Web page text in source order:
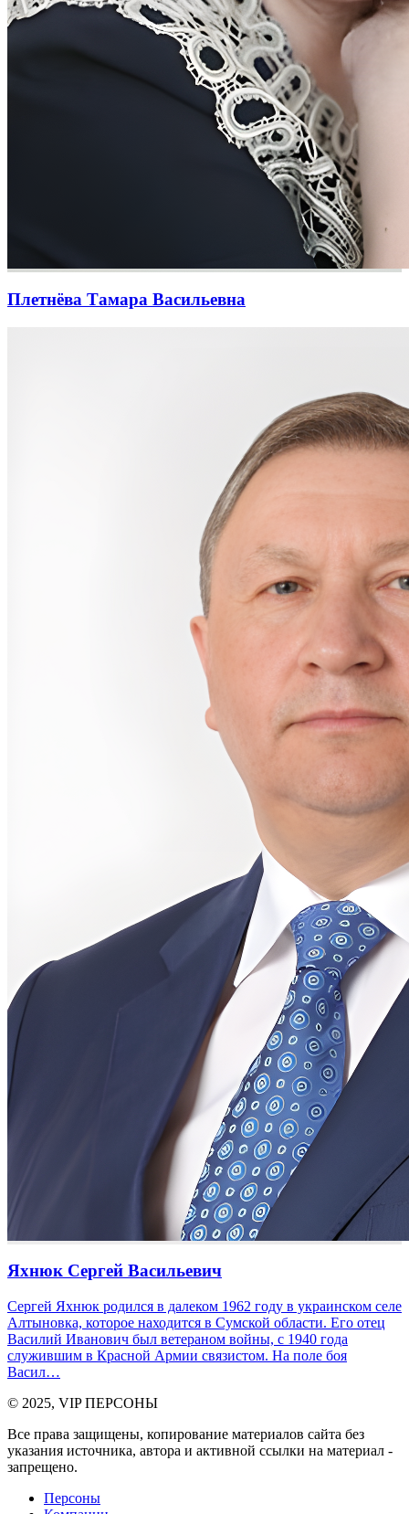
Плетнёва Тамара Васильевна
Яхнюк Сергей Васильевич
Сергей Яхнюк родился в далеком 1962 году в украинском селе
Алтыновка, которое находится в Сумской области. Его отец
Василий Иванович был ветераном войны, с 1940 года
служившим в Красной Армии связистом. На поле боя
Васил…
© 2025, VIP ПЕРСОНЫ
Все права защищены, копирование материалов сайта без
указания источника, автора и активной ссылки на материал -
запрещено.
Персоны